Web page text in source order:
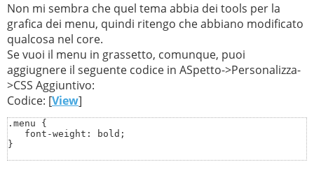
Non mi sembra che quel tema abbia dei tools per la
grafica dei menu, quindi ritengo che abbiano modificato
qualcosa nel core.
Se vuoi il menu in grassetto, comunque, puoi
aggiugnere il seguente codice in ASpetto->Personalizza-
>CSS Aggiuntivo:
Codice: [View]
.menu {
   font-weight: bold;
}